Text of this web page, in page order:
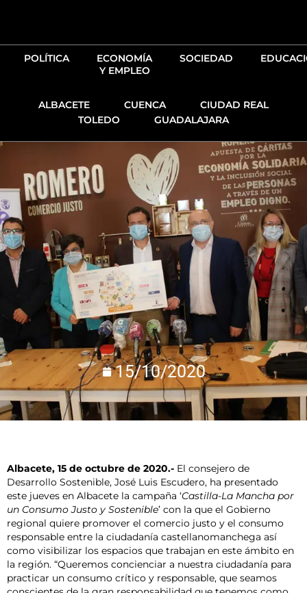
POLÍTICA
ECONOMÍA
Y EMPLEO
SOCIEDAD
ALBACETE CUENCA
CIUDAD REAL
TOLEDO
GUADALAJARA
15/10/2020
Albacete, 15 de octubre de 2020.- El consejero de
Desarrollo Sostenible, José Luis Escudero, ha presentado
este jueves en Albacete la campaña ‘Castilla-La Mancha por
un Consumo Justo y Sostenible’ con la que el Gobierno
regional quiere promover el comercio justo y el consumo
responsable entre la ciudadanía castellanomanchega así
como visibilizar los espacios que trabajan en este ámbito en
la región. “Queremos concienciar a nuestra ciudadanía para
practicar un consumo crítico y responsable, que seamos